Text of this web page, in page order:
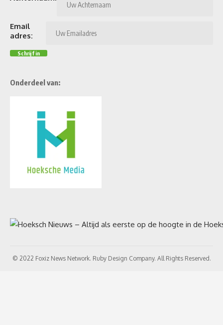
Email
adres:
Onderdeel van:
© 2022 Foxiz News Network. Ruby Design Company. All Rights Reserved.